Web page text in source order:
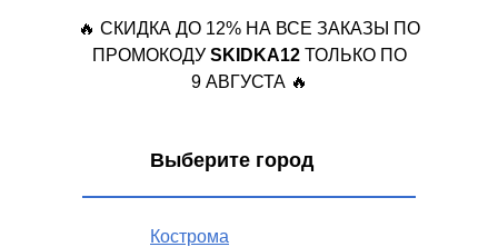
🔥 СКИДКА ДО 12% НА ВСЕ ЗАКАЗЫ ПО
ПРОМОКОДУ SKIDKA12 ТОЛЬКО ПО
9 АВГУСТА 🔥
Кострома
Выберите город